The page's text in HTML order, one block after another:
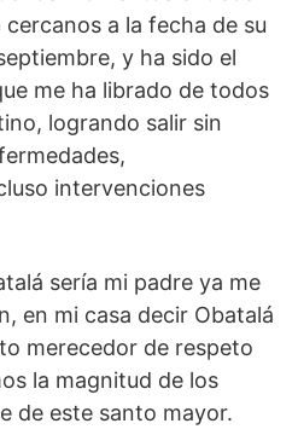
a la fecha de su
y ha sido el
me ha librado de todos
logrando salir sin
intervenciones
sería mi padre ya me
en mi casa decir Obatalá
merecedor de respeto
la magnitud de los
de este santo mayor.